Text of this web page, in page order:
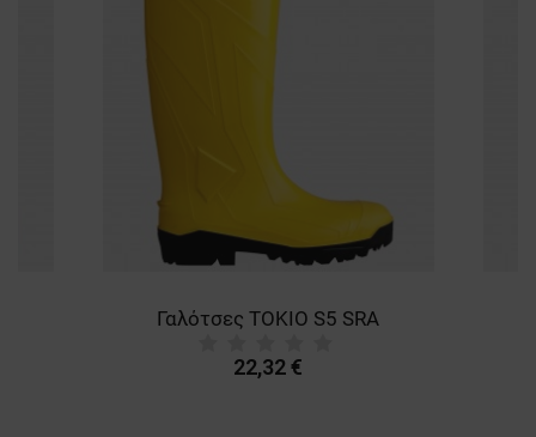
Γαλότσες TOKIO S5 SRA
22,32 €